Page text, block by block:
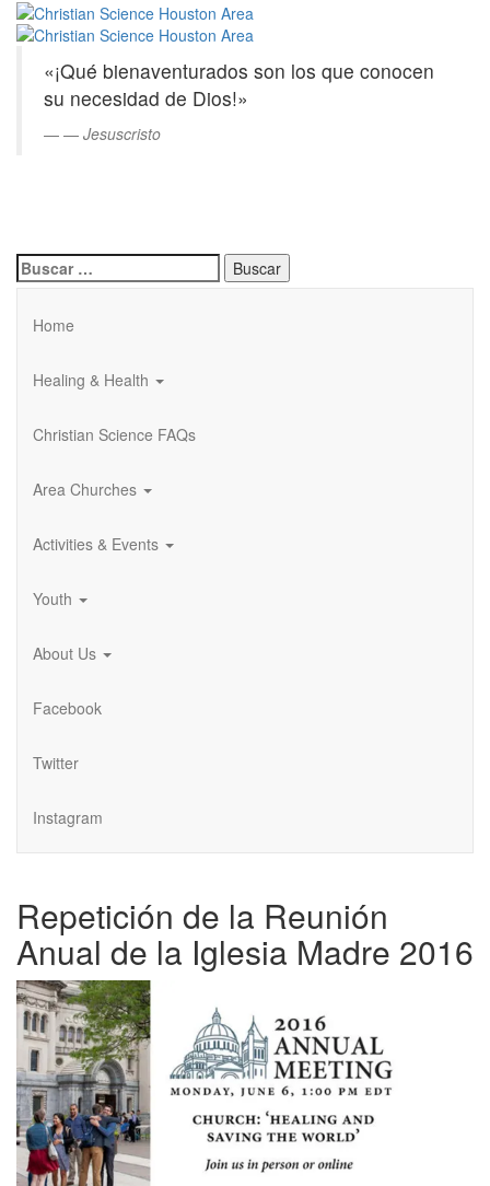
Saltar
principal
Christian
Science
Houston
Area
«¡Qué bienaventurados son los que conocen
su necesidad de Dios!»
— Jesuscristo
Buscar:
Home
Healing & Health
Christian Science FAQs
Area Churches
Activities & Events
Youth
About Us
Facebook
Twitter
Instagram
Repetición de la Reunión
Anual de la Iglesia Madre 2016